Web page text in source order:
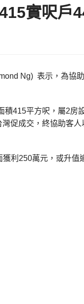
實呎戶
Ng) 表示，為協
積415平方呎，屬2房
促成交，終協助客
利250萬元，或升值